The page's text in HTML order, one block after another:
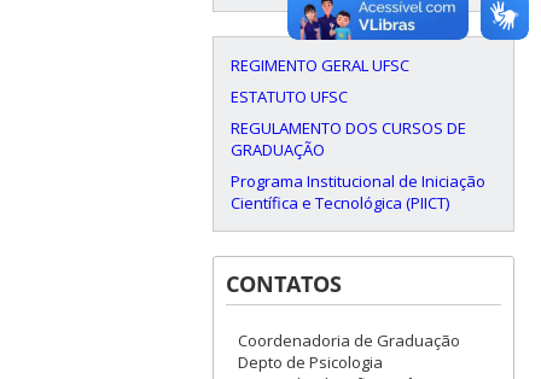
REGIMENTO GERAL UFSC
ESTATUTO UFSC
REGULAMENTO DOS CURSOS DE
GRADUAÇÃO
Programa Institucional de Iniciação
Científica e Tecnológica (PIICT)
CONTATOS
Coordenadoria de Graduação
Depto de Psicologia